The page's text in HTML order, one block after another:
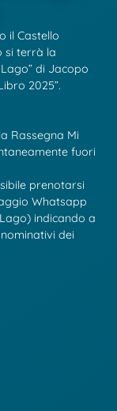
il Castello
si terrà la
di Jacopo
2025”.
Rassegna Mi
fuori
prenotarsi
Whatsapp
indicando a
dei